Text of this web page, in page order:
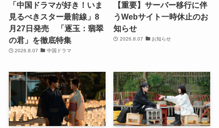
「中国ドラマが好き！いま
見るべきスター最前線」8
月27日発売 「逐玉：翡翠
の君」を徹底特集
2026.8.07 中国ドラマ
【重要】サーバー移行に伴
うWebサイト一時休止のお
知らせ
2026.8.07 お知らせ